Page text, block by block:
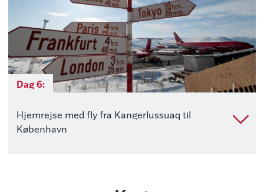
Dag 6:
Hjemrejse med fly fra Kangerlussuaq til
København